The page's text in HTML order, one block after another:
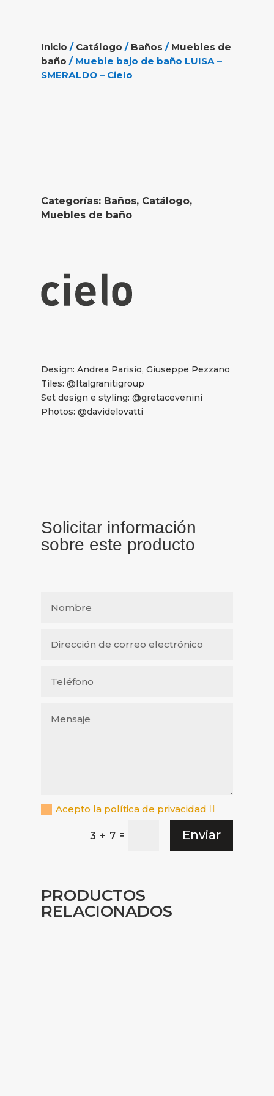
Inicio / Catálogo / Baños / Muebles de
baño / Mueble bajo de baño LUISA –
SMERALDO – Cielo
Categorías: Baños, Catálogo,
Muebles de baño
Design: Andrea Parisio, Giuseppe Pezzano
Tiles: @Italgranitigroup
Set design e styling: @gretacevenini
Photos: @davidelovatti
Solicitar información
sobre este producto
Acepto la política de privacidad
3 + 7 = Enviar
PRODUCTOS
RELACIONADOS